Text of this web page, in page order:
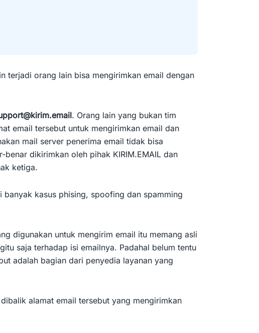
terjadi orang lain bisa mengirimkan email dengan
. Orang lain yang bukan tim
email tersebut untuk mengirimkan email dan
mail server penerima email tidak bisa
benar dikirimkan oleh pihak KIRIM.EMAIL dan
ketiga.
kasus phising, spoofing dan spamming
digunakan untuk mengirim email itu memang asli
saja terhadap isi emailnya. Padahal belum tentu
adalah bagian dari penyedia layanan yang
alamat email tersebut yang mengirimkan